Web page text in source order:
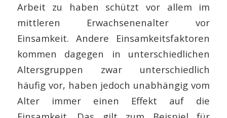
Arbeit zu haben schützt vor allem im
mittleren Erwachsenenalter vor
Einsamkeit. Andere Einsamkeitsfaktoren
kommen dagegen in unterschiedlichen
Altersgruppen zwar unterschiedlich
häufig vor, haben jedoch unabhängig vom
Alter immer einen Effekt auf die